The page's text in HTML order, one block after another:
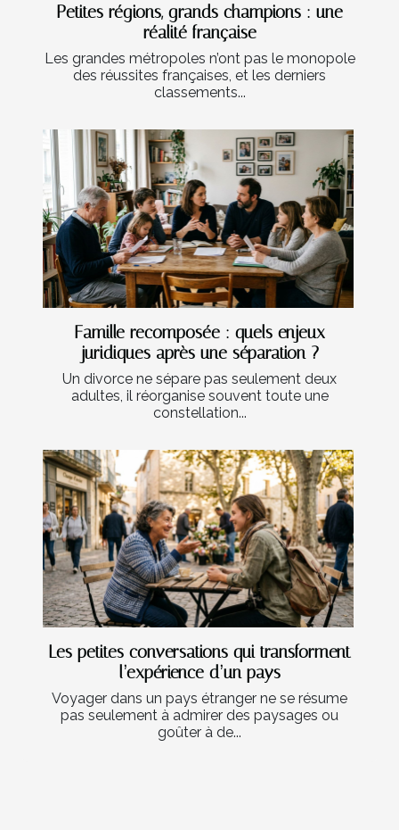
Petites régions, grands champions : une
réalité française
Les grandes métropoles n’ont pas le monopole
des réussites françaises, et les derniers
classements...
Famille recomposée : quels enjeux
juridiques après une séparation ?
Un divorce ne sépare pas seulement deux
adultes, il réorganise souvent toute une
constellation...
Les petites conversations qui transforment
l’expérience d’un pays
Voyager dans un pays étranger ne se résume
pas seulement à admirer des paysages ou
goûter à de...